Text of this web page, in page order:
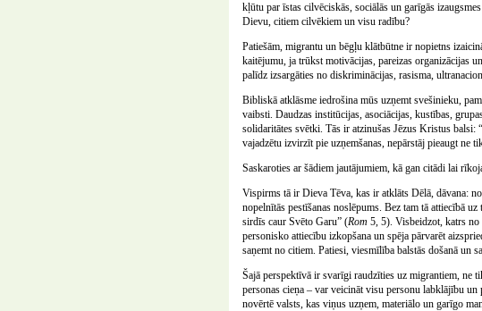
kļūtu par īstas cilvēciskās, sociālās un garīgās
Dievu, citiem cilvēkiem un visu radību?
Patiešām, migrantu un bēgļu klātbūtne ir nopietns
kaitējumu, ja trūkst motivācijas, pareizas organizācijas
palīdz izsargāties no diskriminācijas, rasisma,
Bibliskā atklāsme iedrošina mūs uzņemt svešinieku,
vaibsti. Daudzas institūcijas, asociācijas, kustības,
solidaritātes svētki. Tās ir atzinušas Jēzus Kristus
vajadzētu izvirzīt pie uzņemšanas, nepārstāj pieaugt ne
Saskaroties ar šādiem jautājumiem, kā gan citādi lai
Vispirms tā ir Dieva Tēva, kas ir atklāts Dēlā, dāvana:
nopelnītās pestīšanas noslēpums. Bez tam tā attiecībā
sirdīs caur Svēto Garu” (Rom 5, 5). Visbeidzot, katrs
personisko attiecību izkopšana un spēja pārvarēt
saņemt no citiem. Patiesi, viesmīlība balstās došanā un
Šajā perspektīvā ir svarīgi raudzīties uz migrantiem, ne
personas cieņa – var veicināt visu personu labklājību
novērtē valsts, kas viņus uzņem, materiālo un garīgo